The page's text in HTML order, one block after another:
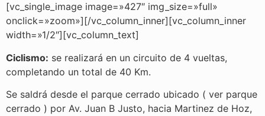
[vc_single_image image=»427″ img_size=»full»
onclick=»zoom»][/vc_column_inner][vc_column_inner
width=»1/2″][vc_column_text]
Ciclismo: se realizará en un circuito de 4 vueltas,
completando un total de 40 Km.
Se saldrá desde el parque cerrado ubicado ( ver parque
cerrado ) por Av. Juan B Justo, hacia Martinez de Hoz,